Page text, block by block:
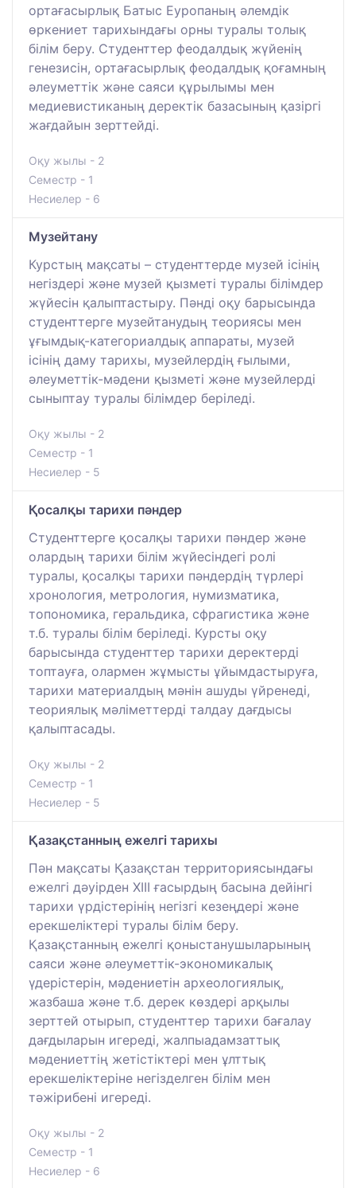
ортағасырлық Батыс Еуропаның әлемдік
өркениет тарихындағы орны туралы толық
білім беру. Студенттер феодалдық жүйенің
генезисін, ортағасырлық феодалдық қоғамның
әлеуметтік және саяси құрылымы мен
медиевистиканың деректік базасының қазіргі
жағдайын зерттейді.
Оқу жылы - 2
Семестр - 1
Несиелер - 6
Музейтану
Курстың мақсаты – студенттерде музей ісінің
негіздері және музей қызметі туралы білімдер
жүйесін қалыптастыру. Пәнді оқу барысында
студенттерге музейтанудың теориясы мен
ұғымдық-категориалдық аппараты, музей
ісінің даму тарихы, музейлердің ғылыми,
әлеуметтік-мәдени қызметі және музейлерді
сыныптау туралы білімдер беріледі.
Оқу жылы - 2
Семестр - 1
Несиелер - 5
Қосалқы тарихи пәндер
Студенттерге қосалқы тарихи пәндер және
олардың тарихи білім жүйесіндегі ролі
туралы, қосалқы тарихи пәндердің түрлері
хронология, метрология, нумизматика,
топономика, геральдика, сфрагистика және
т.б. туралы білім беріледі. Курсты оқу
барысында студенттер тарихи деректерді
топтауға, олармен жұмысты ұйымдастыруға,
тарихи материалдың мәнін ашуды үйренеді,
теориялық мәліметтерді талдау дағдысы
қалыптасады.
Оқу жылы - 2
Семестр - 1
Несиелер - 5
Қазақстанның ежелгі тарихы
Пән мақсаты Қазақстан территориясындағы
ежелгі дәуірден ХІІІ ғасырдың басына дейінгі
тарихи үрдістерінің негізгі кезеңдері және
ерекшеліктері туралы білім беру.
Қазақстанның ежелгі қоныстанушыларының
саяси және әлеуметтік-экономикалық
үдерістерін, мәдениетін археологиялық,
жазбаша және т.б. дерек көздері арқылы
зерттей отырып, студенттер тарихи бағалау
дағдыларын игереді, жалпыадамзаттық
мәдениеттің жетістіктері мен ұлттық
ерекшеліктеріне негізделген білім мен
тәжірибені игереді.
Оқу жылы - 2
Семестр - 1
Несиелер - 6